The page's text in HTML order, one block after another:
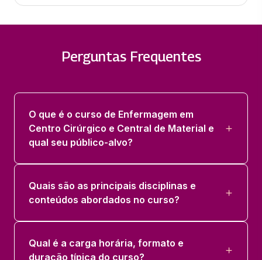
ENFERMAGEM EM CENTRO CIRURGICO
ENFERMAGEM EM RECUPERAÇÃO
ANESTÉSICA
ENFERMAGEM EM TECNOLOGIAS
CIRURGICAS E CIRURGIAS ROBOTICAS
36 horas
ORGANIZACOES HOSPITALARES
36 horas
CIRURGICA.
Perguntas Frequentes
O que é o curso de Enfermagem em
Centro Cirúrgico e Central de Material e
qual seu público-alvo?
Quais são as principais disciplinas e
conteúdos abordados no curso?
Qual é a carga horária, formato e
duração típica do curso?